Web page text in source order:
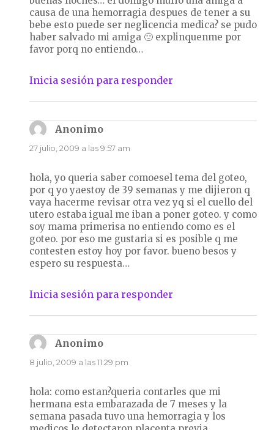
causa de una hemorragia despues de tener a su
bebe esto puede ser neglicencia medica? se pudo
haber salvado mi amiga 🙁 explinquenme por
favor porq no entiendo…
Inicia sesión para responder
Anonimodice:
27 julio, 2009 a las 9:57 am
hola, yo queria saber comoesel tema del goteo,
por q yo yaestoy de 39 semanas y me dijieron q
vaya hacerme revisar otra vez yq si el cuello del
utero estaba igual me iban a poner goteo. y como
soy mama primerisa no entiendo como es el
goteo. por eso me gustaria si es posible q me
contesten estoy hoy por favor. bueno besos y
espero su respuesta…
Inicia sesión para responder
Anonimodice:
8 julio, 2009 a las 11:29 pm
hola: como estan?queria contarles que mi
hermana esta embarazada de 7 meses y la
semana pasada tuvo una hemorragia y los